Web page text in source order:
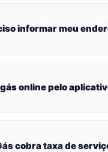
informar meu
online pelo
cobra taxa de